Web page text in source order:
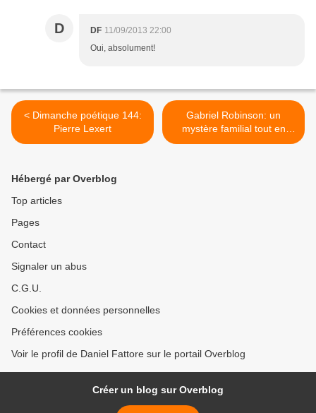
D DF 11/09/2013 22:00
Oui, absolument!
< Dimanche poétique 144:
Pierre Lexert
Gabriel Robinson: un
mystère familial tout en
résonances >
Hébergé par Overblog
Top articles
Pages
Contact
Signaler un abus
C.G.U.
Cookies et données personnelles
Préférences cookies
Voir le profil de Daniel Fattore sur le portail Overblog
Créer un blog sur Overblog